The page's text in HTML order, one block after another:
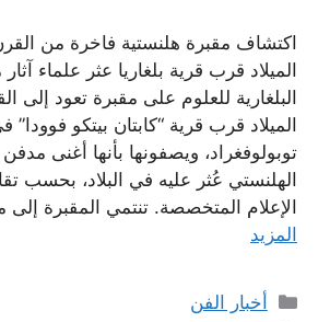
اكتشاف مقبرة هلنستية فاخرة من
الميلاد قرب قرية بلغاريا عثر علماء آثار
البلغارية للعلوم على مقبرة تعود إلى
الميلاد قرب قرية “كابتان بيتكو فوودا”
توبولوفغراد، ويصفونها بأنها أغنى
الهلنستي عُثر عليه في البلاد، بحسب
الإعلام المتخصصة. تنتمي المقبرة
المزيد
التصنيفات
أخبار الفن